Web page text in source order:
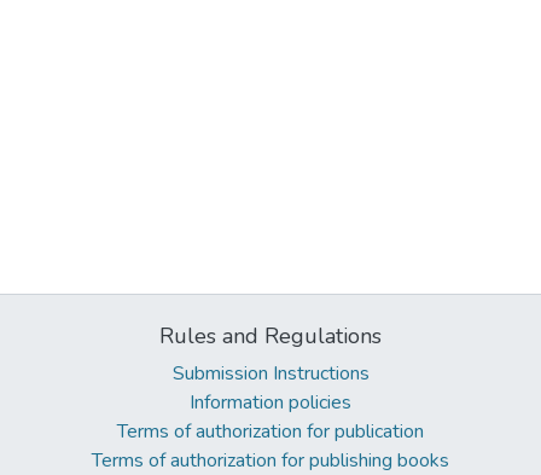
Rules and Regulations
Submission Instructions
Information policies
Terms of authorization for publication
Terms of authorization for publishing books